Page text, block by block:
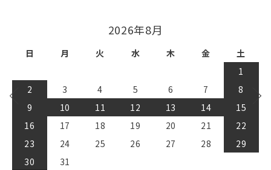
2026年9月
日 月 火 水 木 金
土
5
6
7 8 9 10 11
12
13
14 15 16 17 18
19
20
21 22 23 24 25
26
27
28 29 30